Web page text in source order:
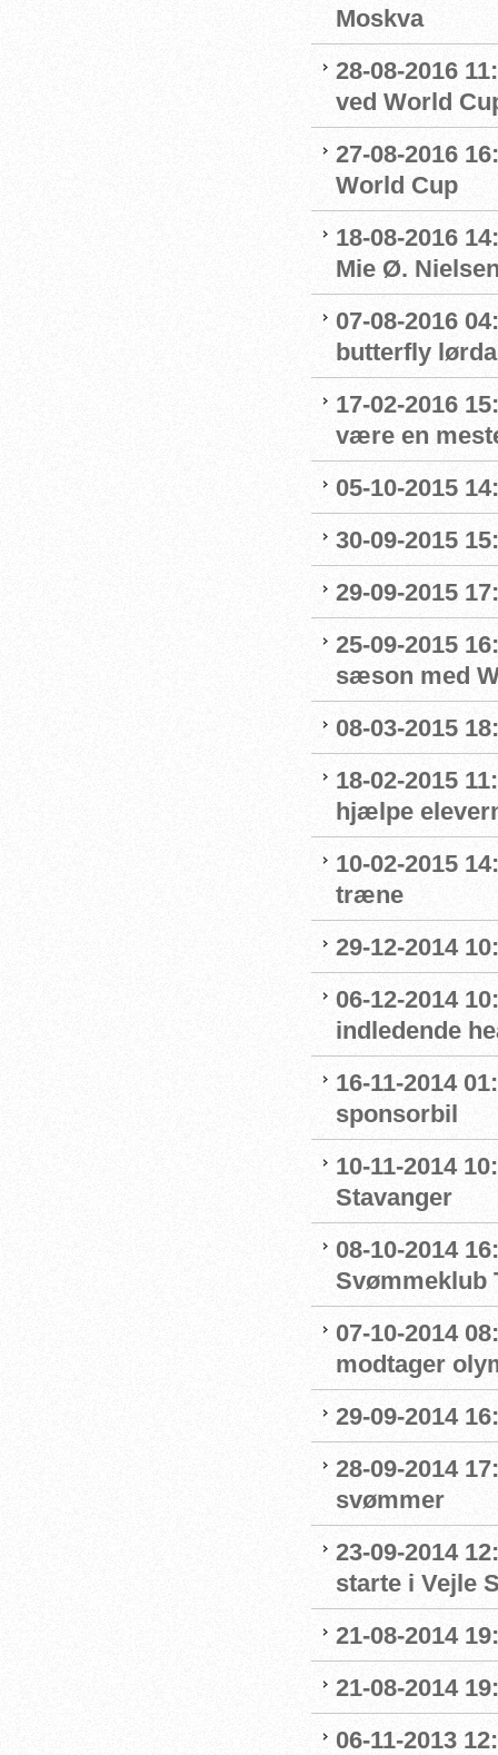
Moskva
28-08-2016
ved World
27-08-2016
World Cup
18-08-2016
Mie Ø.
07-08-2016
butterfly
17-02-2016
være en
05-10-2015
30-09-2015
29-09-2015
25-09-2015
sæson med
08-03-2015
18-02-2015
hjælpe
10-02-2015
træne
29-12-2014
06-12-2014
indledende
16-11-2014
sponsorbil
10-11-2014
Stavanger
08-10-2014
Svømmeklub
07-10-2014
modtager
29-09-2014
28-09-2014
svømmer
23-09-2014
starte i Vejle
21-08-2014
21-08-2014
06-11-2013